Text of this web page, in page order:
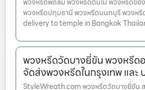
พวงหรีดพัดลม พวงหรีดต้นไม้ พวงหรีดของ
พวงหรีดปทุมธานี พวงหรีดนนทบุรี พวงห
delivery to temple in Bangkok
พวงหรีดวัดบางยี่ขัน พวงหรีด
จัดส่งพวงหรีดในกรุงเทพ แล
StyleWreath.com พวงหรีดวัดบางยี่ขัน